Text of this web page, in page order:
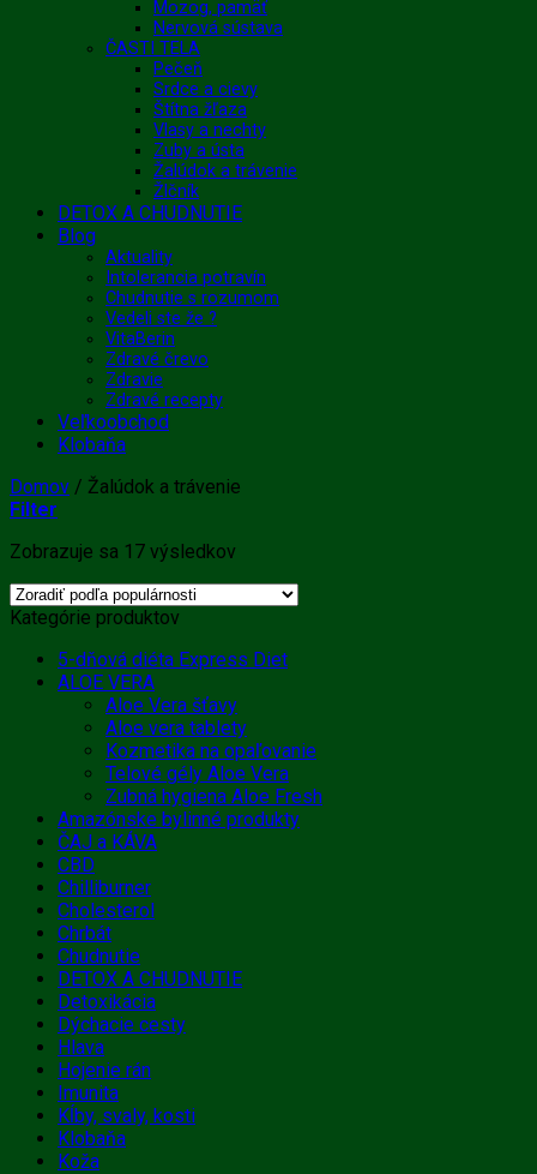
Mozog, pamäť
Nervová sústava
ČASTI TELA
Pečeň
Srdce a cievy
Štítna žľaza
Vlasy a nechty
Zuby a ústa
Žalúdok a trávenie
Žlčník
DETOX A CHUDNUTIE
Blog
Aktuality
Intolerancia potravín
Chudnutie s rozumom
Vedeli ste že ?
VitaBerin
Zdravé črevo
Zdravie
Zdravé recepty
Veľkoobchod
Klobaňa
Domov / Žalúdok a trávenie
Filter
Zobrazuje sa 17 výsledkov
popularity
Kategórie produktov
5-dňová diéta Express Diet
ALOE VERA
Aloe Vera šťavy
Aloe vera tablety
Kozmetika na opaľovanie
Telové gély Aloe Vera
Zubná hygiena Aloe Fresh
Amazónske bylinné produkty
ČAJ a KÁVA
CBD
Chilliburner
Cholesterol
Chrbát
Chudnutie
DETOX A CHUDNUTIE
Detoxikácia
Dýchacie cesty
Hlava
Hojenie rán
Imunita
Kĺby, svaly, kosti
Klobaňa
Koža